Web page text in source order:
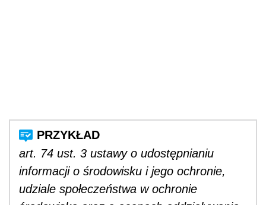
art. 74 ust. 3 ustawy o udostępnianiu
informacji o środowisku i jego ochronie,
udziale społeczeństwa w ochronie